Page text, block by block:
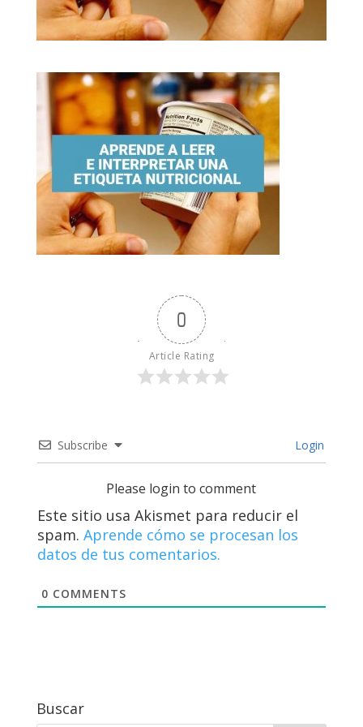
0
Article Rating
Subscribe Login
Please login to comment
Este sitio usa Akismet para reducir el
spam. Aprende cómo se procesan los
datos de tus comentarios.
0 COMMENTS
Buscar